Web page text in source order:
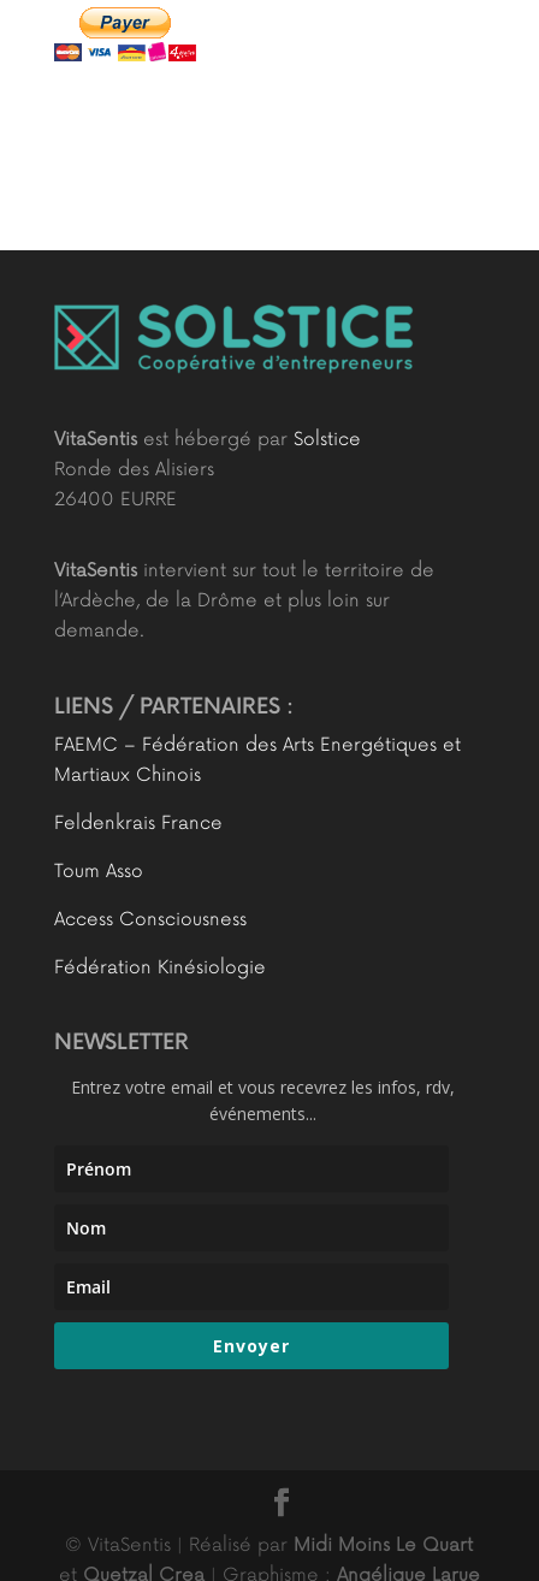
VitaSentisest hébergé par Solstice
Ronde des Alisiers
26400 EURRE
VitaSentisintervient sur tout le territoire de
l’Ardèche, de la Drôme et plus loin sur
demande.
LIENS / PARTENAIRES :
FAEMC – Fédération des Arts Energétiques et
Martiaux Chinois
Feldenkrais France
Toum Asso
Access Consciousness
Fédération Kinésiologie
NEWSLETTER
Entrez votre email et vous recevrez les infos, rdv,
événements...
Envoyer
© VitaSentis | Réalisé par Midi Moins Le Quart
et Quetzal Crea| Graphisme : Angélique Larue